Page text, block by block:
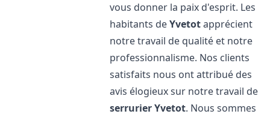
vous donner la paix d'esprit. Les
habitants deYvetotapprécient
notre travail de qualité et notre
professionnalisme. Nos clients
satisfaits nous ont attribué des
avis élogieux sur notre travail de
serrurierYvetot. Nous sommes